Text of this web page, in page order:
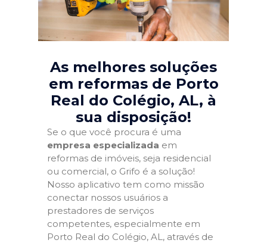
As melhores soluções
em reformas de Porto
Real do Colégio, AL, à
sua disposição!
Se o que você procura é uma
empresa especializada em
reformas de imóveis, seja residencial
ou comercial, o Grifo é a solução!
Nosso aplicativo tem como missão
conectar nossos usuários a
prestadores de serviços
competentes, especialmente em
Porto Real do Colégio, AL, através de